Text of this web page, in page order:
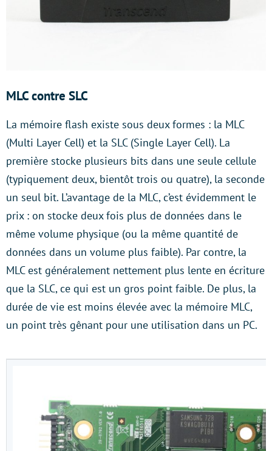
MLC contre SLC
La mémoire flash existe sous deux formes : la MLC
(Multi Layer Cell) et la SLC (Single Layer Cell). La
première stocke plusieurs bits dans une seule cellule
(typiquement deux, bientôt trois ou quatre), la seconde
un seul bit. L’avantage de la MLC, c’est évidemment le
prix : on stocke deux fois plus de données dans le
même volume physique (ou la même quantité de
données dans un volume plus faible). Par contre, la
MLC est généralement nettement plus lente en écriture
que la SLC, ce qui est un gros point faible. De plus, la
durée de vie est moins élevée avec la mémoire MLC,
un point très gênant pour une utilisation dans un PC.